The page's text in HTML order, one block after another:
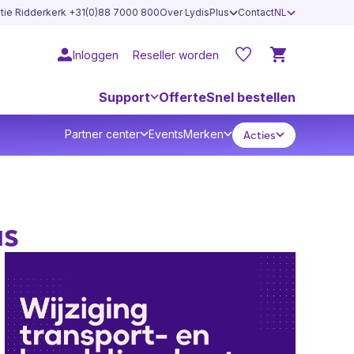
Ridderkerk +31(0)88 7000 800Over LydisPlus ContactNL
Inloggen Reseller worden
Support OfferteSnel bestellen
Partner center EventsMerken Acties